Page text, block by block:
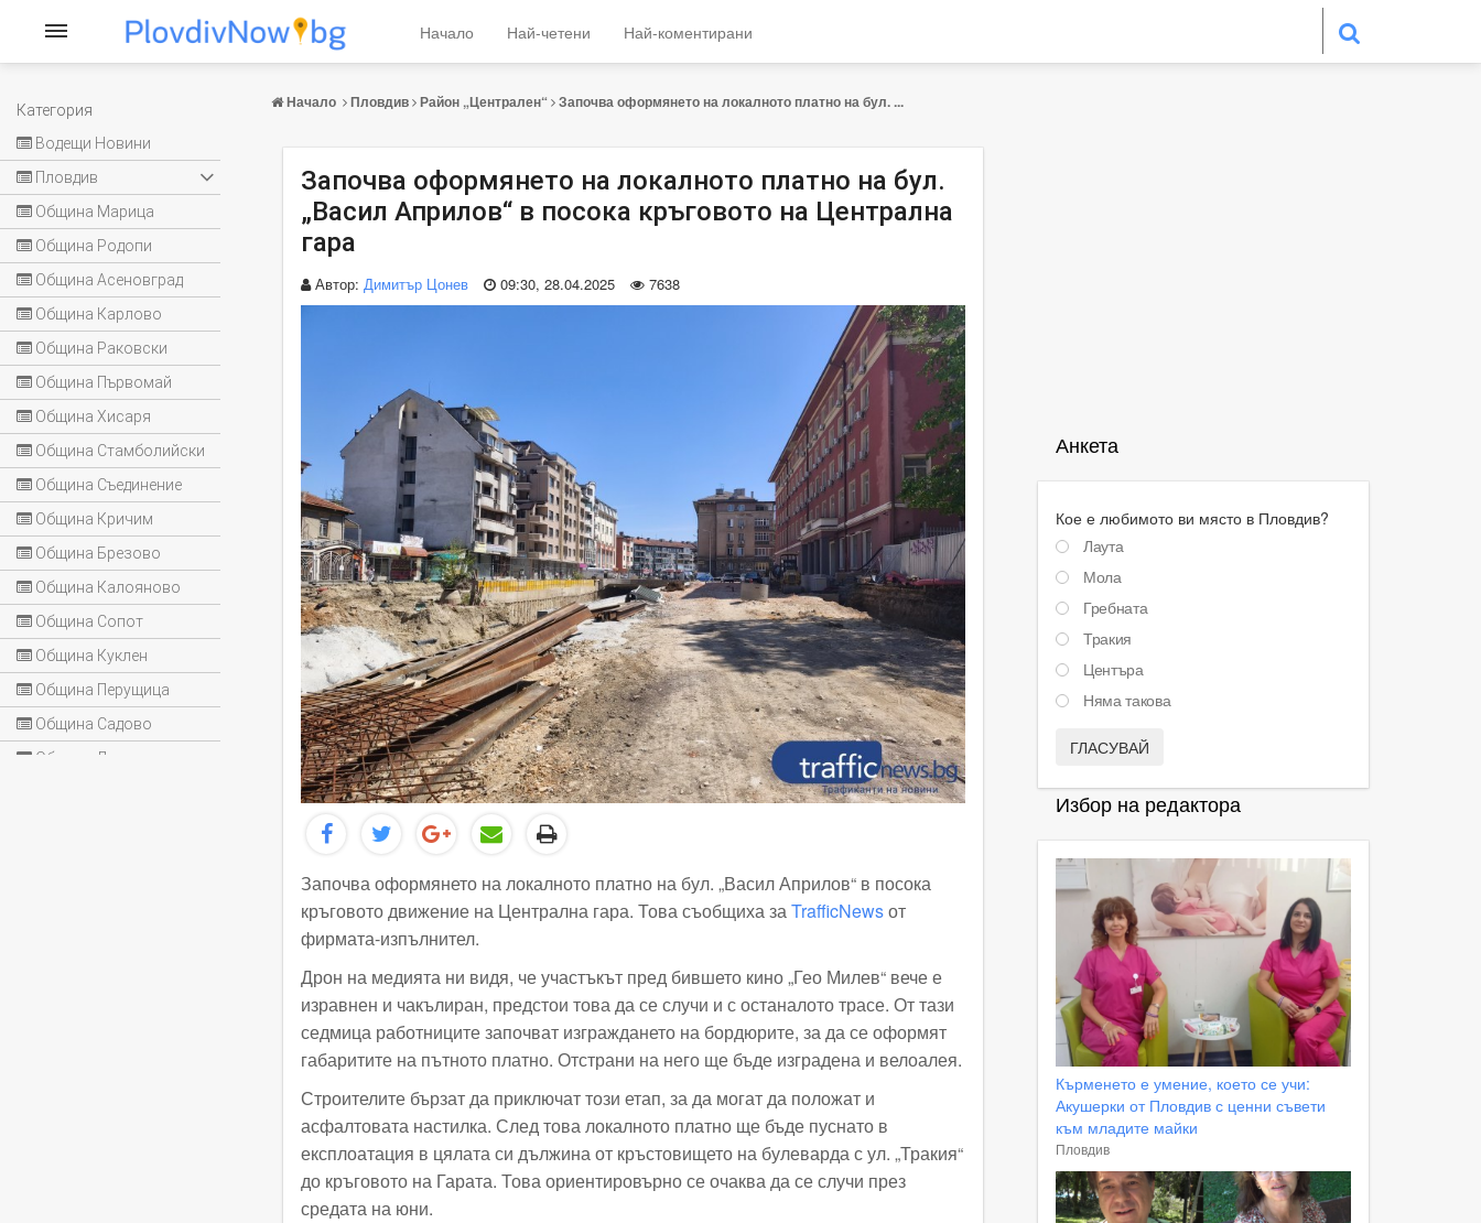
Категория
Водещи Новини
Пловдив
Община Марица
Община Родопи
Община Асеновград
Община Карлово
Община Раковски
Община Първомай
Община Хисаря
Община Стамболийски
Община Съединение
Община Кричим
Община Брезово
Община Калояново
Община Сопот
Община Куклен
Община Перущица
Община Садово
Община Лъки
Начало Най-четени Най-коментирани
Начало Пловдив Район „Централен“ Започва оформянето на локалното платно на бул. ...
Започва оформянето на локалното платно на бул.
„Васил Априлов“ в посока кръговото на Централна
гара
Автор: Димитър Цонев 09:30, 28.04.2025 7638
Започва оформянето на локалното платно на бул. „Васил Априлов“ в посока
кръговото движение на Централна гара. Това съобщиха заTrafficNewsот
фирмата-изпълнител.
Дрон на медията ни видя, че участъкът пред бившето кино „Гео Милев“ вече е
изравнен и чакълиран, предстои това да се случи и с останалото трасе. От тази
седмица работниците започват изграждането на бордюрите, за да се оформят
габаритите на пътното платно. Отстрани на него ще бъде изградена и велоалея.
Строителите бързат да приключат този етап, за да могат да положат и
асфалтовата настилка. След това локалното платно ще бъде пуснато в
експлоатация в цялата си дължина от кръстовището на булеварда с ул. „Тракия“
до кръговото на Гарата. Това ориентировърно се очаква да се случи през
средата на юни.
Анкета
Кое е любимото ви място в Пловдив?
Лаута
Мола
Гребната
Тракия
Центъра
Няма такова
ГЛАСУВАЙ
Избор на редактора
Кърменето е умение, което се учи:
Акушерки от Пловдив с ценни съвети
към младите майки
Пловдив